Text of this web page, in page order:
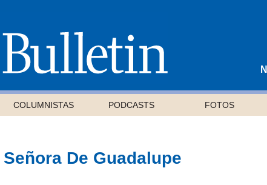
COLUMNISTAS PODCASTS FOTOS
De Guadalupe